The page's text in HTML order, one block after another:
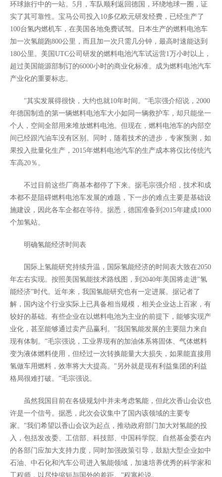
环球旅行中的一站。5月，车队顺利返回德国，环绕地球一圈，证
实了其可靠性。宝马公司投入10多亿欧元研发经费，已经生产了
100台氢内燃机车，在美国各地免费试驾。日本生产的燃料电池车
加一次氢能跑800公里，而且加一次只需几分钟，最高时速能达到
180公里。美国UTC公司研发的燃料电池汽车试运营1万小时以上，
超过美国能源部制订的6000小时的商业化标准。成为燃料电池汽车
产业化的重要标志。
"其实发展得很快，大约也就10年时间。”毛宗强介绍说，2000
年德国制造的第一辆燃料电池车大小如同一辆救护车，却只能坐一
个人，空间全部用来堆放燃料电池。但现在，燃料电池车的内部空
间已经跟汽油车没有区别。同时，随着技术的进步，专家预测，如
果投入批量化生产，2015年燃料电池汽车的生产成本将仅比传统汽
车高20％。
不过目前这些厂商基本都停了下来。据毛宗强介绍，技术和成
本都不是阻碍燃料电池车发展的难题，下一步的难点主要是基础设
施建设，因此各车企都在等待。据悉，德国准备到2015年建成1000
个加氢站。
明确氢能经济时间表
国际上氢能研究持续升温，国际氢能经济的时间表大致在2050
年左右实现。按照美国氢能技术路线图，到2040年美国将走进"氢
能经济”时代。近年来，我国氢能研究也有一定进展。据记者了
解，国内这个行业实际上已具备相当规模，相关企业达上百家，有
较好的基础。有些企业在以燃料电池为主业的前提下，能够实现产
业化，甚至能够通过卖产品赢利。"我国氢能发展的主要阻力来自
现有体制。”毛宗强说，工业界现有的加油体系将固体、气体燃料
变为液体燃料使用，但经过一次转换能量大大损失，如果能直接用
氢做车用燃料，效率将大大提高。"另外就是现有利益集团的利益
格局很难打破。”毛宗强说。
虽然我国目前在各级规划中并未考虑氢能，但此次香山会议也
许是一个信号。据悉，此次会议集中了国内该领域的主要专
家。"我们希望以香山会议为起点，推动政府部门加大对氢能的投
入，包括发改委、工信部、科技部、中国科学院、自然基金委在内
的各部门应加大支持力度，同时加强政策引导，鼓励大型企业如中
石油、中石化和汽车公司进入氢能领域，加速培养优秀的科学家和
工程师，以尽快缩短与国外的差距。”程寒松说。